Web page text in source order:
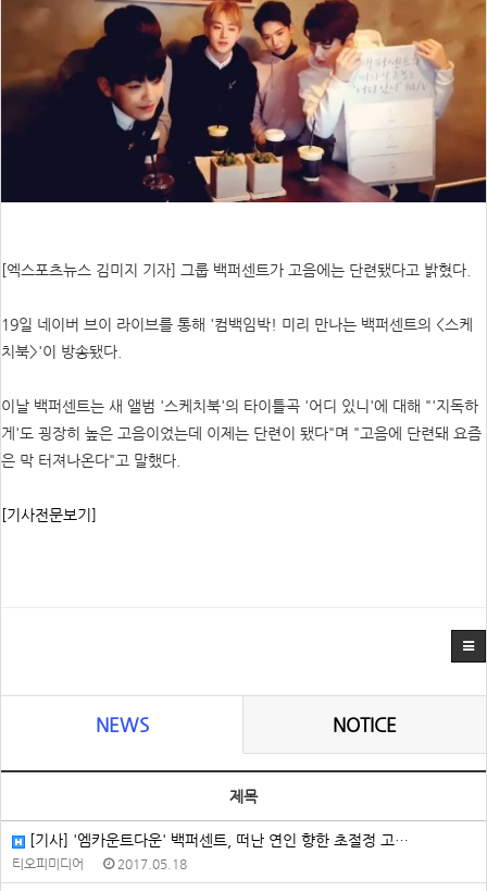
[엑스포츠뉴스 김미지 기자] 그룹 백퍼센트가 고음에는 단련됐다고 밝혔다.
19일 네이버 브이 라이브를 통해 '컴백임박! 미리 만나는 백퍼센트의 <스케
치북>'이 방송됐다.
이날 백퍼센트는 새 앨범 '스케치북'의 타이틀곡 '어디 있니'에 대해 "'지독하
게'도 굉장히 높은 고음이었는데 이제는 단련이 됐다"며 "고음에 단련돼 요즘
은 막 터져나온다"고 말했다.
[기사전문보기]
NEWS NOTICE
제목
[기사] '엠카운트다운' 백퍼센트, 떠난 연인 향한 초절정 고…
티오피미디어 2017.05.18